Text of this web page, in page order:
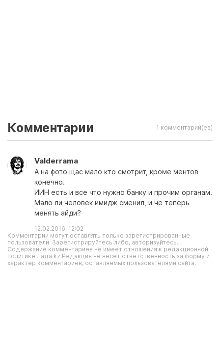
Комментарии 1 комментарий(ев)
Valderrama
А на фото щас мало кто смотрит, кроме ментов
конечно.
ИИН есть и все что нужно банку и прочим органам.
Мало ли человек имидж сменил, и че теперь
менять айди?
12.02.2016, 12:02
Комментарии могут оставлять только зарегистрированные
пользователи. Зарегистрируйтесь либо, авторизуйтесь.
Содержание комментариев не имеет отношения к редакционной
политике Лада.kz.Редакция не несет ответственность за форму и
характер комментариев, оставляемых пользователями сайта.